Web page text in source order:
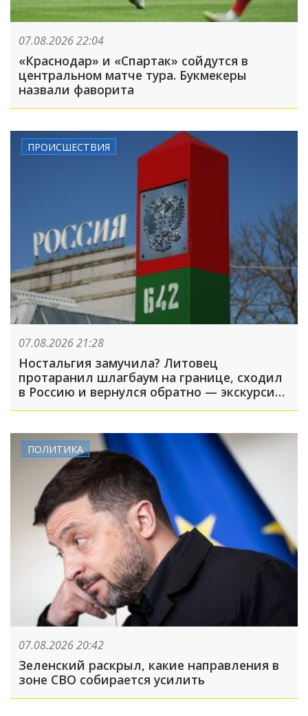
07.08.2026 22:04
«Краснодар» и «Спартак» сойдутся в
центральном матче тура. Букмекеры
назвали фаворита
ПРОИСШЕСТВИЯ
07.08.2026 21:28
Ностальгия замучила? Литовец
протаранил шлагбаум на границе, сходил
в Россию и вернулся обратно — экскурсия
ПОЛИТИКА
07.08.2026 20:42
Зеленский раскрыл, какие направления в
зоне СВО собирается усилить